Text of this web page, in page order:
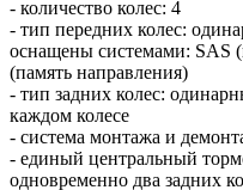
- количество колес: 4
- тип передних колес:
оснащены системами: SAS
(память направления)
- тип задних колес:
каждом колесе
- система монтажа и
- единый центральный
одновременно два задних